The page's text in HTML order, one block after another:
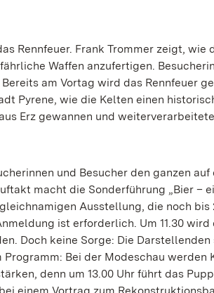
Rennfeuer. Frank Trommer zeigt, wie
Waffen anzufertigen.
am Vortag wird das Rennfeuer
Pyrene, wie die Kelten einen
Erz gewannen und
und Besucher den ganzen
macht die Sonderführung „Bier –
Ausstellung, die noch
ist erforderlich. Um 11.30
Doch keine Sorge: Die
Bei der Modeschau werden
denn um 13.00 Uhr führt das